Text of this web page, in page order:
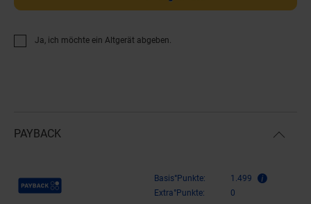
Ja, ich möchte ein Altgerät abgeben.
PAYBACK
Payback Punkte Basis°Punkte:
1.499
Extra°Punkte:
0